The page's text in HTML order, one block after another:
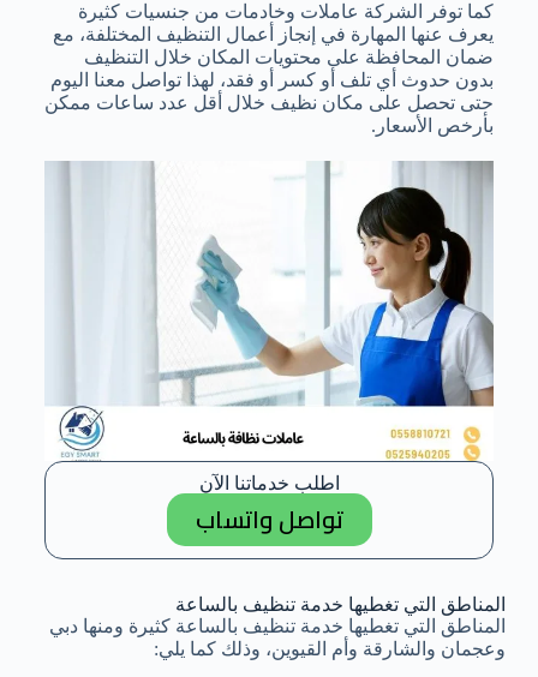
كما توفر الشركة عاملات وخادمات من جنسيات كثيرة
يعرف عنها المهارة في إنجاز أعمال التنظيف المختلفة، مع
ضمان المحافظة على محتويات المكان خلال التنظيف
بدون حدوث أي تلف أو كسر أو فقد، لهذا تواصل معنا اليوم
حتى تحصل على مكان نظيف خلال أقل عدد ساعات ممكن
بأرخص الأسعار.
اطلب خدماتنا الآن
تواصل واتساب
المناطق التي تغطيها خدمة تنظيف بالساعة
المناطق التي تغطيها خدمة تنظيف بالساعة كثيرة ومنها دبي
وعجمان والشارقة وأم القيوين، وذلك كما يلي: